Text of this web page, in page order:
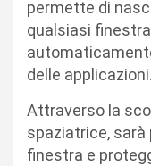
permette di
qualsiasi
delle applicazioni.
Attraverso la
spaziatrice,
finestra e